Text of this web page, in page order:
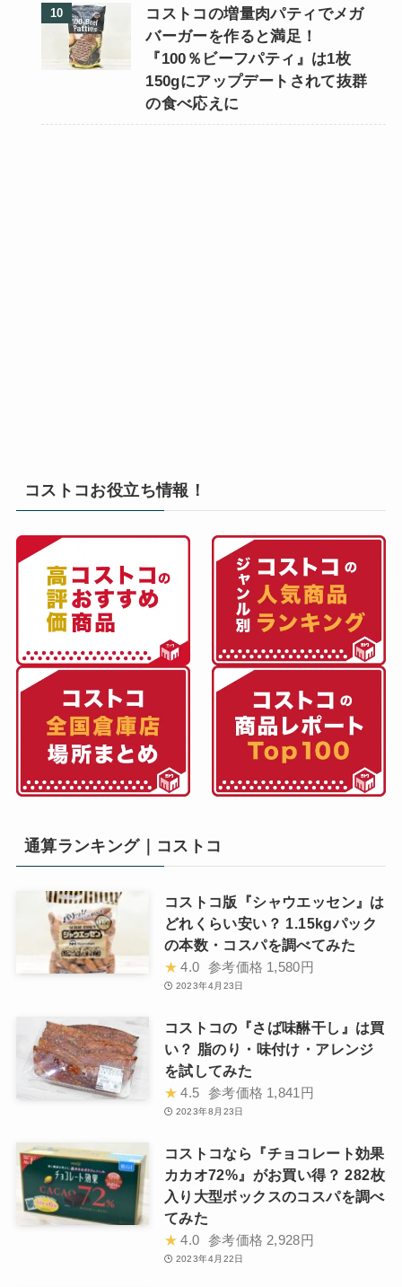
コストコの増量肉パティでメガ
バーガーを作ると満足！
『100％ビーフパティ』は1枚
150gにアップデートされて抜群
の食べ応えに
コストコお役立ち情報！
通算ランキング｜コストコ
コストコ版『シャウエッセン』は
どれくらい安い？ 1.15kgパック
の本数・コスパを調べてみた
★ 4.0 参考価格 1,580円
2023年4月23日
コストコの『さば味醂干し』は買
い？ 脂のり・味付け・アレンジ
を試してみた
★ 4.5 参考価格 1,841円
2023年8月23日
コストコなら『チョコレート効果
カカオ72%』がお買い得？ 282枚
入り大型ボックスのコスパを調べ
てみた
★ 4.0 参考価格 2,928円
2023年4月22日